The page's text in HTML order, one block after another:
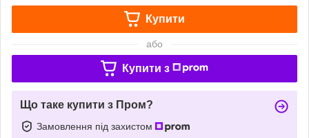
Купити
або
Купити з
Що таке купити з Пром?
Замовлення під захистом